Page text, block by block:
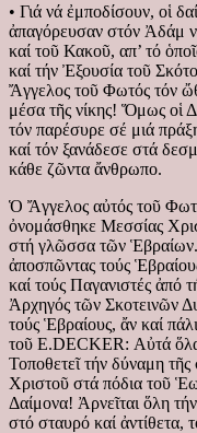
• Γιά νά ἐμποδίσουν, οἱ
ἀπαγόρευσαν στόν Ἀδάμ
καί τοῦ Κακοῦ, απ’ τό
καί τήν Ἐξουσία τοῦ
Ἄγγελος τοῦ Φωτός τόν
μέσα τῆς νίκης! Ὅμως οἱ
τόν παρέσυρε σέ μιά
καί τόν ξανάδεσε στά
κάθε ζῶντα ἄνθρωπο.
Ὁ Ἄγγελος αὐτός τοῦ
ὀνομάσθηκε Μεσσίας
στή γλῶσσα τῶν
ἀποσπῶντας τούς
καί τούς Παγανιστές ἀπό
Ἀρχηγός τῶν Σκοτεινῶν
τούς Ἑβραίους, ἄν καί
τοῦ Ε.DECKER: Αὐτά ὅλα
Τοποθετεῖ τήν δύναμη
Χριστοῦ στά πόδια τοῦ
Δαίμονα! Ἀρνεῖται ὅλη
στό σταυρό καί ἀντίθετα,